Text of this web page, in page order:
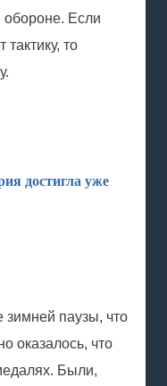
обороне. Если
то
достигла уже
зимней паузы, что
оказалось, что
Были,